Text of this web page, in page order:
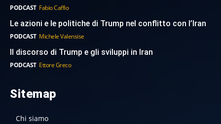
PODCAST Fabio Caffio
Le azioni e le politiche di Trump nel conflitto con l’Iran
PODCAST Michele Valensise
Il discorso di Trump e gli sviluppi in Iran
PODCAST Ettore Greco
Sitemap
Chi siamo